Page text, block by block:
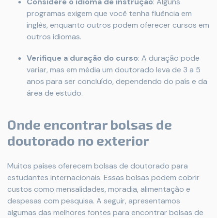
programas exigem que você tenha fluência em
inglês, enquanto outros podem oferecer cursos em
outros idiomas.
Verifique a duração do curso: A duração pode
variar, mas em média um doutorado leva de 3 a 5
anos para ser concluído, dependendo do país e da
área de estudo.
Onde encontrar bolsas de
doutorado no exterior
Muitos países oferecem bolsas de doutorado para
estudantes internacionais. Essas bolsas podem cobrir
custos como mensalidades, moradia, alimentação e
despesas com pesquisa. A seguir, apresentamos
algumas das melhores fontes para encontrar bolsas de